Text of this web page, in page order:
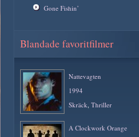
Gone Fishin’
Blandade favoritfilmer
Nattevagten
1994
Skräck, Thriller
A Clockwork Orange